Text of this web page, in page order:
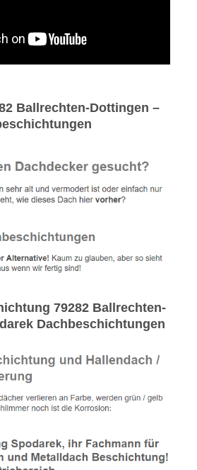
Ballrechten-Dottingen –
79282 Ballrechten-
Dachbeschichtungen